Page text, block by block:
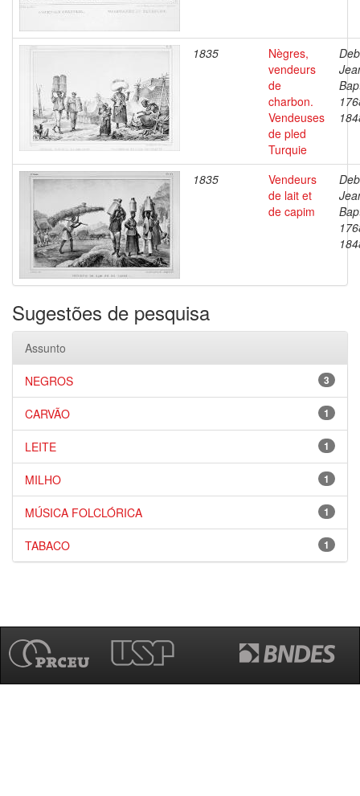
1835
Nègres,
vendeurs
de
charbon.
Vendeuses
de pled
Turquie
1835
Vendeurs
de lait et
de capim
Sugestões de pesquisa
Assunto
3
NEGROS
1
CARVÃO
1
LEITE
1
MILHO
1
MÚSICA FOLCLÓRICA
1
TABACO